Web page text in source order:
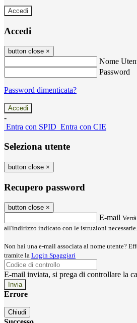
Accedi
Accedi
button close ×
Nome
Password
Password dimenticata?
-
Entra con SPID Entra con CIE
Seleziona utente
button close ×
Recupero password
button close ×
E-mail
all'indirizzo indicato con le istruzioni necessarie.
Non hai una e-mail associata al nome utente?
tramite la Login Spaggiari
E-mail inviata, si prega di controllare la
Errore
Chiudi